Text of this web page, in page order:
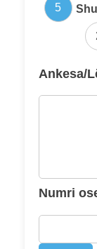
5
Ankesa/
Numri